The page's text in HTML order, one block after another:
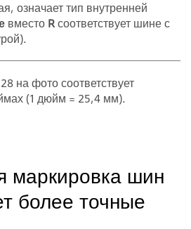
означает тип внутренней
вместо R соответствует шине с
на фото соответствует
(1 дюйм = 25,4 мм).
маркировка шин
более точные